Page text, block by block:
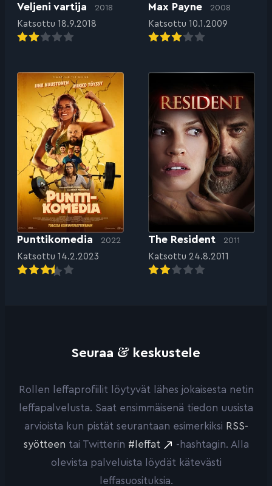
Veljeni vartija 2018
Katsottu 18.9.2018
Max Payne 2008
Katsottu 10.1.2009
Punttikomedia 2022
Katsottu 14.2.2023
The Resident 2011
Katsottu 24.8.2011
Seuraa & keskustele
Rollen leffaprofiilit löytyvät lähes jokaisesta netin
leffapalvelusta. Saat ensimmäisenä tiedon uusista
arvioista kun pistät seurantaan esimerkiksi RSS-
syötteen tai Twitterin #leffat
-hashtagin. Alla
olevista palveluista löydät kätevästi
leffasuosituksia.